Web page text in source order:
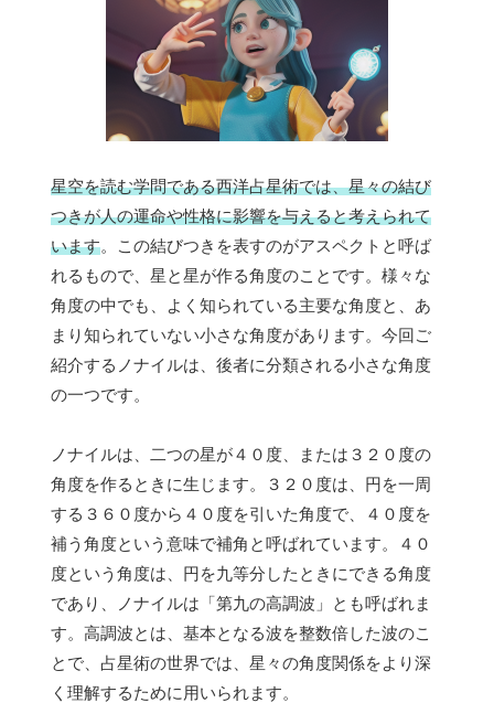
星空を読む学問である西洋占星術では、星々の結び
つきが人の運命や性格に影響を与えると考えられて
います。この結びつきを表すのがアスペクトと呼ば
れるもので、星と星が作る角度のことです。様々な
角度の中でも、よく知られている主要な角度と、あ
まり知られていない小さな角度があります。今回ご
紹介するノナイルは、後者に分類される小さな角度
の一つです。
ノナイルは、二つの星が４０度、または３２０度の
角度を作るときに生じます。３２０度は、円を一周
する３６０度から４０度を引いた角度で、４０度を
補う角度という意味で補角と呼ばれています。４０
度という角度は、円を九等分したときにできる角度
であり、ノナイルは「第九の高調波」とも呼ばれま
す。高調波とは、基本となる波を整数倍した波のこ
とで、占星術の世界では、星々の角度関係をより深
く理解するために用いられます。